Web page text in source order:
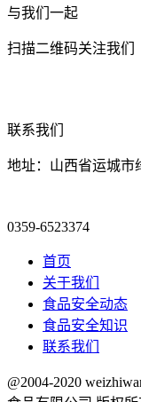
与我们一起
扫描二维码关注我们
联系我们
地址：山西省运城市
0359-6523374
首页
关于我们
食品安全动态
食品安全知识
联系我们
@2004-2020